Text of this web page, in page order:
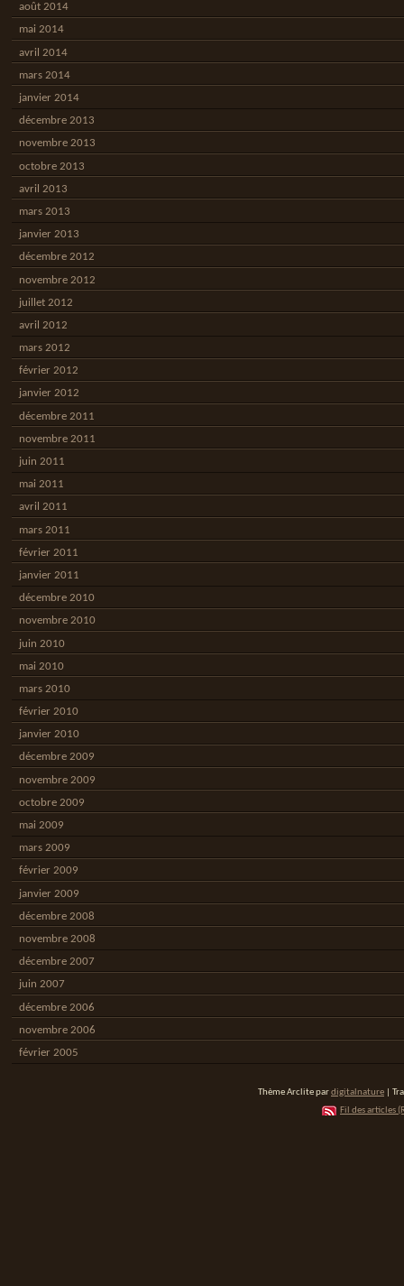
août 2014
mai 2014
avril 2014
mars 2014
janvier 2014
décembre 2013
novembre 2013
octobre 2013
avril 2013
mars 2013
janvier 2013
décembre 2012
novembre 2012
juillet 2012
avril 2012
mars 2012
février 2012
janvier 2012
décembre 2011
novembre 2011
juin 2011
mai 2011
avril 2011
mars 2011
février 2011
janvier 2011
décembre 2010
novembre 2010
juin 2010
mai 2010
mars 2010
février 2010
janvier 2010
décembre 2009
novembre 2009
octobre 2009
mai 2009
mars 2009
février 2009
janvier 2009
décembre 2008
novembre 2008
décembre 2007
juin 2007
décembre 2006
novembre 2006
février 2005
Thème Arclite pardigitalnature |
Fil des articles